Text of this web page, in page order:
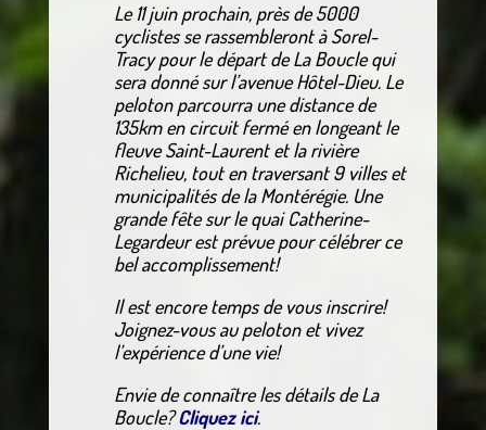
Le 11 juin prochain, près de 5000
cyclistes se rassembleront à Sorel-
Tracy pour le départ de La Boucle qui
sera donné sur l’avenue Hôtel-Dieu. Le
peloton parcourra une distance de
135km en circuit fermé en longeant le
fleuve Saint-Laurent et la rivière
Richelieu, tout en traversant 9 villes et
municipalités de la Montérégie. Une
grande fête sur le quai Catherine-
Legardeur est prévue pour célébrer ce
bel accomplissement!
Il est encore temps de vous inscrire!
Joignez-vous au peloton et vivez
l’expérience d’une vie!
Envie de connaître les détails de La
Boucle?Cliquez ici.